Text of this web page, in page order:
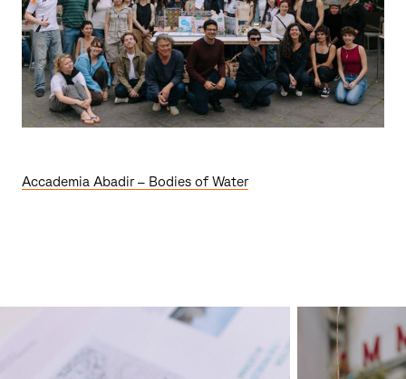
Accademia Abadir – Bodies of Water